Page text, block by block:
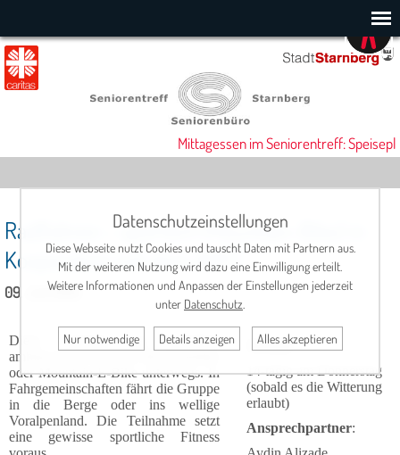
Mittagessen im Seniorentreff:
Radlfahren – sportlich (Mountain-Bike) in
Kooperation mit dem ADFC
09. Juli 2026
Diese Gruppe ist sportlich
ambitionierter auf dem Mountainbike
oder Mountain-E-Bike unterwegs. In
Fahrgemeinschaften fährt die Gruppe
in die Berge oder ins wellige
Voralpenland. Die Teilnahme setzt
eine gewisse sportliche Fitness
Termin:
14-tägig am Donnerstag
(sobald es die Witterung
erlaubt)
Ansprechpartner:
Datenschutzeinstellungen
Diese Webseite nutzt Cookies und tauscht Daten mit Partnern aus.
Mit der weiteren Nutzung wird dazu eine Einwilligung erteilt.
Weitere Informationen und Anpassen der Einstellungen jederzeit
unter Datenschutz
Nur notwendige Details anzeigen Alles akzeptieren